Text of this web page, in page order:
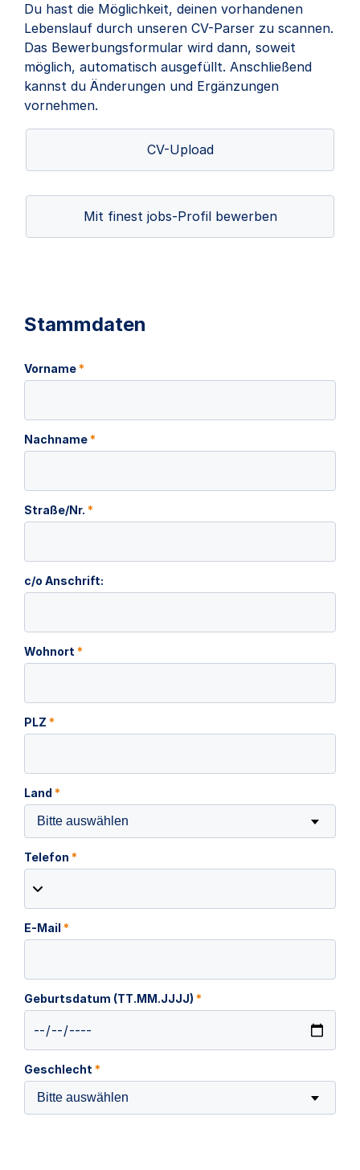
Du hast die Möglichkeit, deinen vorhandenen
Lebenslauf durch unseren CV-Parser zu scannen.
Das Bewerbungsformular wird dann, soweit
möglich, automatisch ausgefüllt. Anschließend
kannst du Änderungen und Ergänzungen
vornehmen.
CV-Upload
Mit finest jobs-Profil bewerben
Stammdaten
Vorname*
Nachname*
Straße/Nr. *
c/o Anschrift:
Wohnort *
PLZ *
Land *
Bitte auswählen
Telefon *
E-Mail *
Geburtsdatum (TT.MM.JJJJ) *
Geschlecht *
Bitte auswählen